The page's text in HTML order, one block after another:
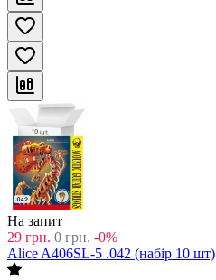
На запит
29 грн. 0 грн. -0%
Alice A406SL-5 .042 (набір 10 шт)